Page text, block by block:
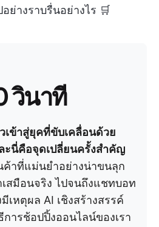
ย่างราบรื่นอย่างไร 🛒
วินาที
เข้าสู่ยุคที่ขับเคลื่อนด้วย
นี่คือจุดเปลี่ยนครั้งสำคัญ
าที่แม่นยำอย่างน่าขนลุก
สมือนจริง ไปจนถึงแชทบอท
เหตุผล AI เชิงสร้างสรรค์
การช้อปปิ้งออนไลน์ของเรา